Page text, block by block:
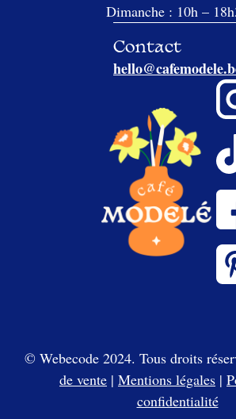
Dimanche : 10h –
Contact
© Webecode 2024. Tous droits
de vente | Mentions légales |
confidentialité